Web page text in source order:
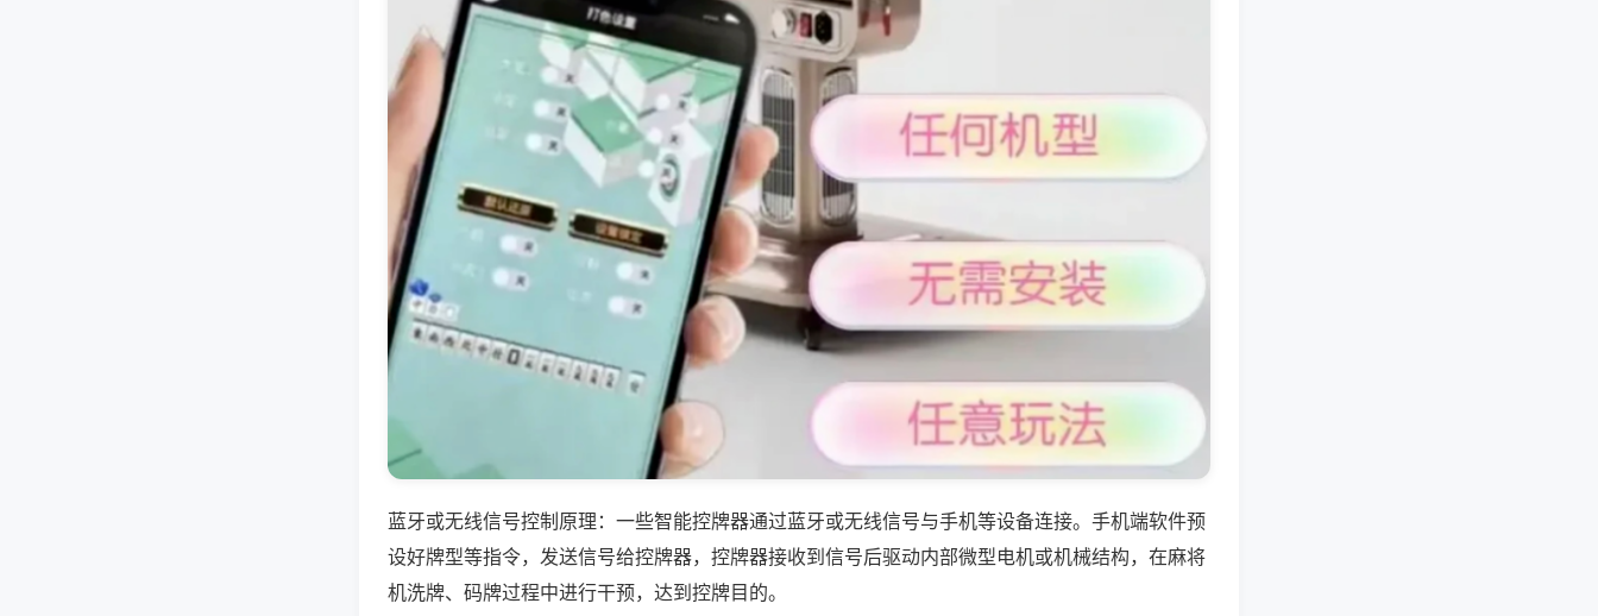
蓝牙或无线信号控制原理：一些智能控牌器通过蓝牙或无线信号与手机等设备连接。手机端软件预
设好牌型等指令，发送信号给控牌器，控牌器接收到信号后驱动内部微型电机或机械结构，在麻将
机洗牌、码牌过程中进行干预，达到控牌目的。